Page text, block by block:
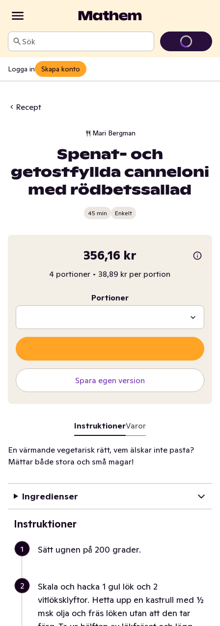
Sök
Logga in Skapa konto
Recept
Mari Bergman
Spenat- och
getostfyllda canneloni
med rödbetssallad
45 min Enkelt
356,16 kr
4 portioner • 38,89 kr per portion
Portioner
Spara egen version
InstruktionerVaror
En värmande vegetarisk rätt, vem älskar inte pasta?
Mättar både stora och små magar!
Ingredienser
Instruktioner
1 Sätt ugnen på 200 grader.
2
Skala och hacka 1 gul lök och 2
vitlöksklyftor. Hetta upp en kastrull med ½
msk olja och fräs löken utan att den tar